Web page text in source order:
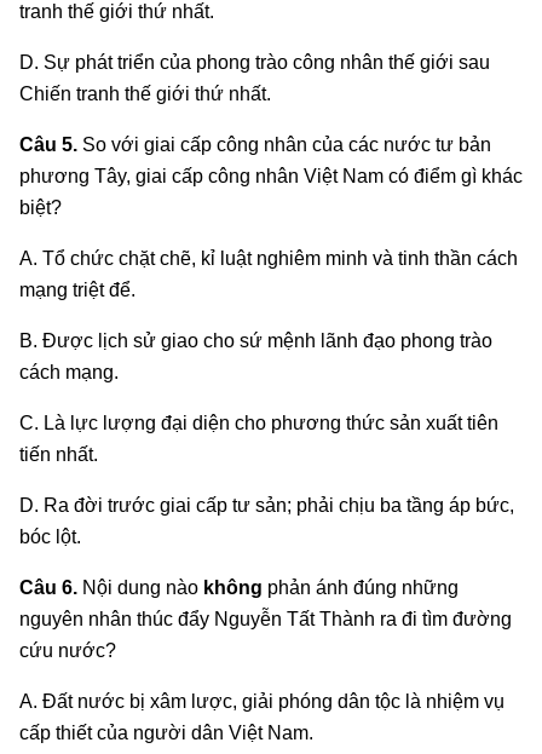
tranh thế giới thứ nhất.
D. Sự phát triển của phong trào công nhân thế giới sau
Chiến tranh thế giới thứ nhất.
Câu 5. So với giai cấp công nhân của các nước tư bản
phương Tây, giai cấp công nhân Việt Nam có điểm gì khác
biệt?
A. Tổ chức chặt chẽ, kỉ luật nghiêm minh và tinh thần cách
mạng triệt để.
B. Được lịch sử giao cho sứ mệnh lãnh đạo phong trào
cách mạng.
C. Là lực lượng đại diện cho phương thức sản xuất tiên
tiến nhất.
D. Ra đời trước giai cấp tư sản; phải chịu ba tầng áp bức,
bóc lột.
Câu 6. Nội dung nào không phản ánh đúng những
nguyên nhân thúc đẩy Nguyễn Tất Thành ra đi tìm đường
cứu nước?
A. Đất nước bị xâm lược, giải phóng dân tộc là nhiệm vụ
cấp thiết của người dân Việt Nam.